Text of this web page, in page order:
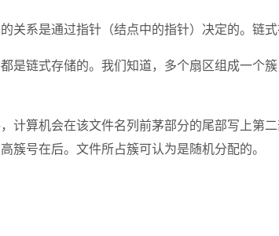
关系是通过指针（结点中的指针）决定的。链
是链式存储的。我们知道，多个扇区组成一个
计算机会在该文件名列前茅部分的尾部写上第
簇号在后。文件所占簇可认为是随机分配的。